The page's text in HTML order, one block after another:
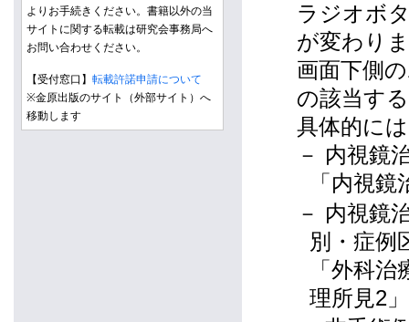
ラジオボ
が変わり
画面下側
の該当す
具体的に
－ 内視鏡
「内視
－ 内視鏡
別・症例
「外科
理所見2
よりお手続きください。書籍以外の当
サイトに関する転載は研究会事務局へ
お問い合わせください。
【受付窓口】 転載許諾申請について
※金原出版のサイト（外部サイト）へ
移動します